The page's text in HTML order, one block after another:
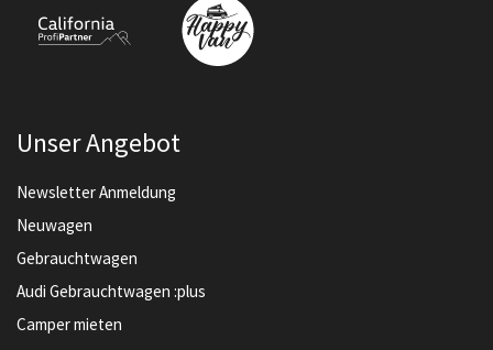
Unser Angebot
Newsletter Anmeldung
Neuwagen
Gebrauchtwagen
Audi Gebrauchtwagen :plus
Camper mieten